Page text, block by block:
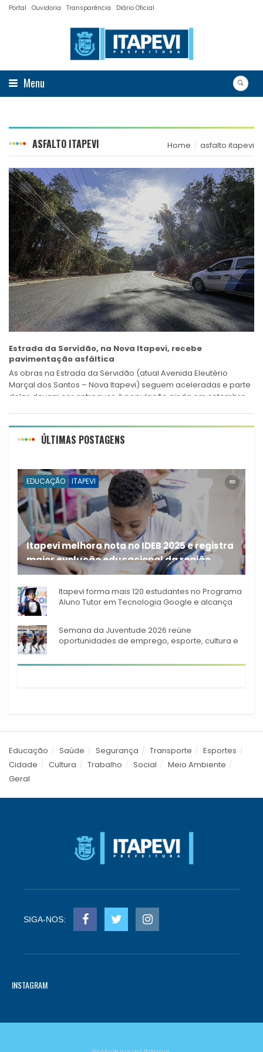
Portal Ouvidoria Transparência Diário Oficial
Menu
ASFALTO ITAPEVI Home asfalto itapevi
Estrada da Servidão, na Nova Itapevi, recebe
pavimentação asfáltica
As obras na Estrada da Servidão (atual Avenida Eleutério
Marçal dos Santos – Nova Itapevi) seguem aceleradas e parte
delas devem ser entregues à população ainda em setembro
ÚLTIMAS POSTAGENS
EDUCAÇÃO ITAPEVI
Itapevi melhora nota no IDEB 2025 e registra
maior evolução educacional da região
A rede municipal de ensino
Itapevi forma mais 120 estudantes no Programa
Aluno Tutor em Tecnologia Google e alcança
Semana da Juventude 2026 reúne
oportunidades de emprego, esporte, cultura e
Educação Saúde Segurança Transporte
Esportes
Cidade
Cultura Trabalho Social
Meio Ambiente
Geral
SIGA-NOS:
INSTAGRAM